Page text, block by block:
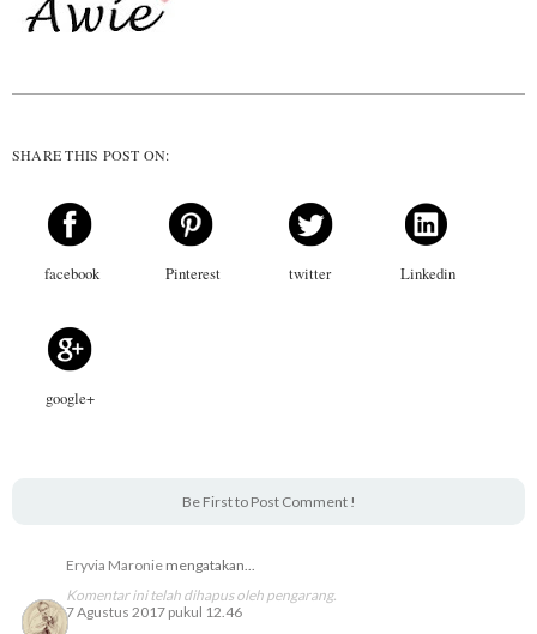
SHARE THIS POST ON:
facebook Pinterest twitter Linkedin
google+
Be First to Post Comment !
Eryvia Maronie mengatakan...
Komentar ini telah dihapus oleh pengarang.
7 Agustus 2017 pukul 12.46